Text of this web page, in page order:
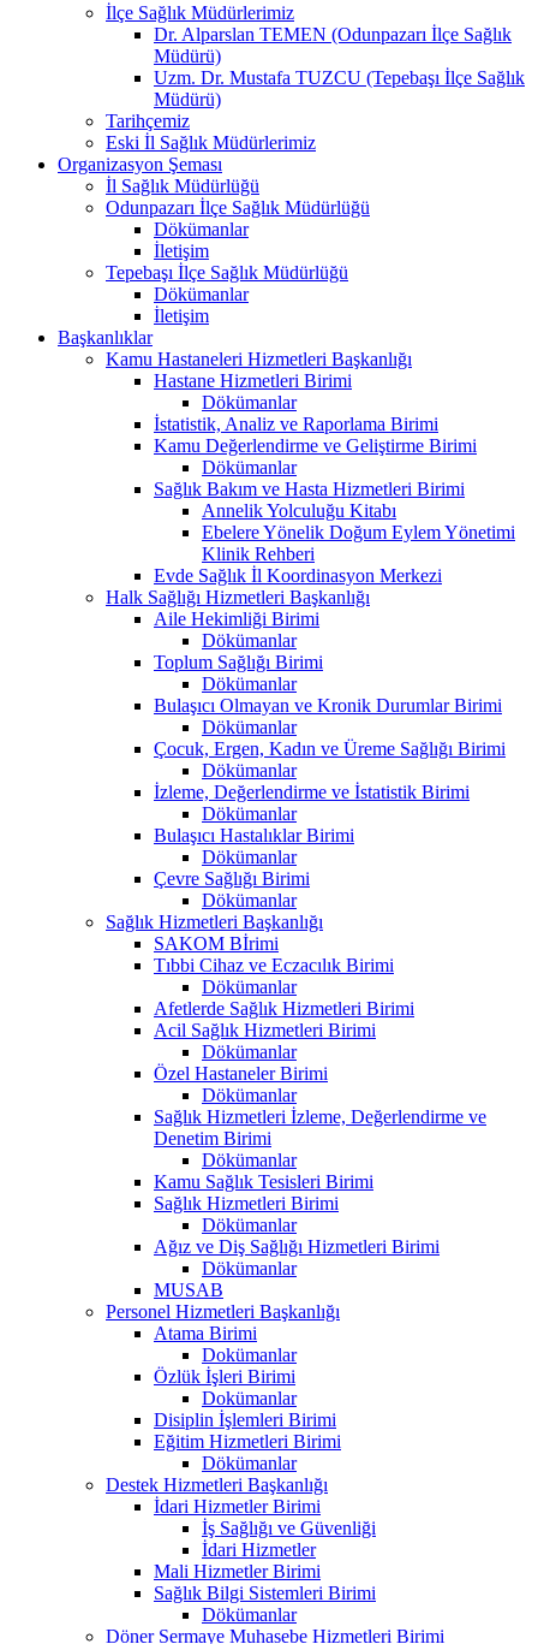
İlçe Sağlık Müdürlerimiz
Dr. Alparslan TEMEN (Odunpazarı İlçe Sağlık
Müdürü)
Uzm. Dr. Mustafa TUZCU (Tepebaşı İlçe Sağlık
Müdürü)
Tarihçemiz
Eski İl Sağlık Müdürlerimiz
Organizasyon Şeması
İl Sağlık Müdürlüğü
Odunpazarı İlçe Sağlık Müdürlüğü
Dökümanlar
İletişim
Tepebaşı İlçe Sağlık Müdürlüğü
Dökümanlar
İletişim
Başkanlıklar
Kamu Hastaneleri Hizmetleri Başkanlığı
Hastane Hizmetleri Birimi
Dökümanlar
İstatistik, Analiz ve Raporlama Birimi
Kamu Değerlendirme ve Geliştirme Birimi
Dökümanlar
Sağlık Bakım ve Hasta Hizmetleri Birimi
Annelik Yolculuğu Kitabı
Ebelere Yönelik Doğum Eylem Yönetimi
Klinik Rehberi
Evde Sağlık İl Koordinasyon Merkezi
Halk Sağlığı Hizmetleri Başkanlığı
Aile Hekimliği Birimi
Dökümanlar
Toplum Sağlığı Birimi
Dökümanlar
Bulaşıcı Olmayan ve Kronik Durumlar Birimi
Dökümanlar
Çocuk, Ergen, Kadın ve Üreme Sağlığı Birimi
Dökümanlar
İzleme, Değerlendirme ve İstatistik Birimi
Dökümanlar
Bulaşıcı Hastalıklar Birimi
Dökümanlar
Çevre Sağlığı Birimi
Dökümanlar
Sağlık Hizmetleri Başkanlığı
SAKOM Bİrimi
Tıbbi Cihaz ve Eczacılık Birimi
Dökümanlar
Afetlerde Sağlık Hizmetleri Birimi
Acil Sağlık Hizmetleri Birimi
Dökümanlar
Özel Hastaneler Birimi
Dökümanlar
Sağlık Hizmetleri İzleme, Değerlendirme ve
Denetim Birimi
Dökümanlar
Kamu Sağlık Tesisleri Birimi
Sağlık Hizmetleri Birimi
Dökümanlar
Ağız ve Diş Sağlığı Hizmetleri Birimi
Dökümanlar
MUSAB
Personel Hizmetleri Başkanlığı
Atama Birimi
Dokümanlar
Özlük İşleri Birimi
Dokümanlar
Disiplin İşlemleri Birimi
Eğitim Hizmetleri Birimi
Dökümanlar
Destek Hizmetleri Başkanlığı
İdari Hizmetler Birimi
İş Sağlığı ve Güvenliği
İdari Hizmetler
Mali Hizmetler Birimi
Sağlık Bilgi Sistemleri Birimi
Dökümanlar
Döner Sermaye Muhasebe Hizmetleri Birimi